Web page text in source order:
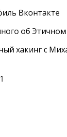
Вконтакте
об Этичном
хакинг с